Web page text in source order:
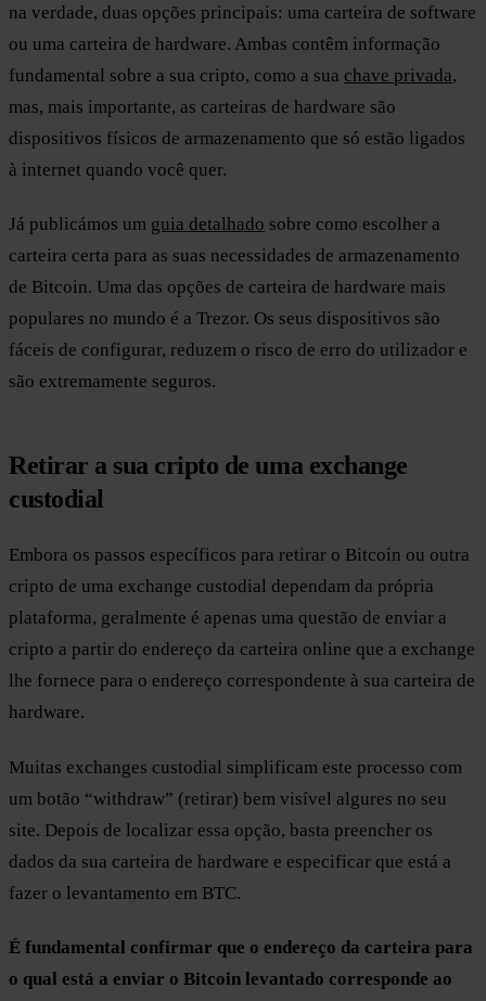
na verdade, duas opções principais: uma carteira de software
ou uma carteira de hardware. Ambas contêm informação
fundamental sobre a sua cripto, como a sua chave privada,
mas, mais importante, as carteiras de hardware são
dispositivos físicos de armazenamento que só estão ligados
à internet quando você quer.
Já publicámos um guia detalhado sobre como escolher a
carteira certa para as suas necessidades de armazenamento
de Bitcoin. Uma das opções de carteira de hardware mais
populares no mundo é a Trezor. Os seus dispositivos são
fáceis de configurar, reduzem o risco de erro do utilizador e
são extremamente seguros.
Retirar a sua cripto de uma exchange
custodial
Embora os passos específicos para retirar o Bitcoin ou outra
cripto de uma exchange custodial dependam da própria
plataforma, geralmente é apenas uma questão de enviar a
cripto a partir do endereço da carteira online que a exchange
lhe fornece para o endereço correspondente à sua carteira de
hardware.
Muitas exchanges custodial simplificam este processo com
um botão “withdraw” (retirar) bem visível algures no seu
site. Depois de localizar essa opção, basta preencher os
dados da sua carteira de hardware e especificar que está a
fazer o levantamento em BTC.
É fundamental confirmar que o endereço da carteira para
o qual está a enviar o Bitcoin levantado corresponde ao